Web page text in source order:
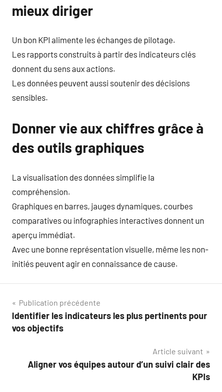
mieux diriger
Un bon KPI alimente les échanges de pilotage.
Les rapports construits à partir des indicateurs clés
donnent du sens aux actions.
Les données peuvent aussi soutenir des décisions
sensibles.
Donner vie aux chiffres grâce à
des outils graphiques
La visualisation des données simplifie la
compréhension.
Graphiques en barres, jauges dynamiques, courbes
comparatives ou infographies interactives donnent un
aperçu immédiat.
Avec une bonne représentation visuelle, même les non-
initiés peuvent agir en connaissance de cause.
Navigation
de
Publication précédente
Identifier les indicateurs les plus pertinents pour
vos objectifs
Article suivant
Aligner vos équipes autour d’un suivi clair des
KPIs